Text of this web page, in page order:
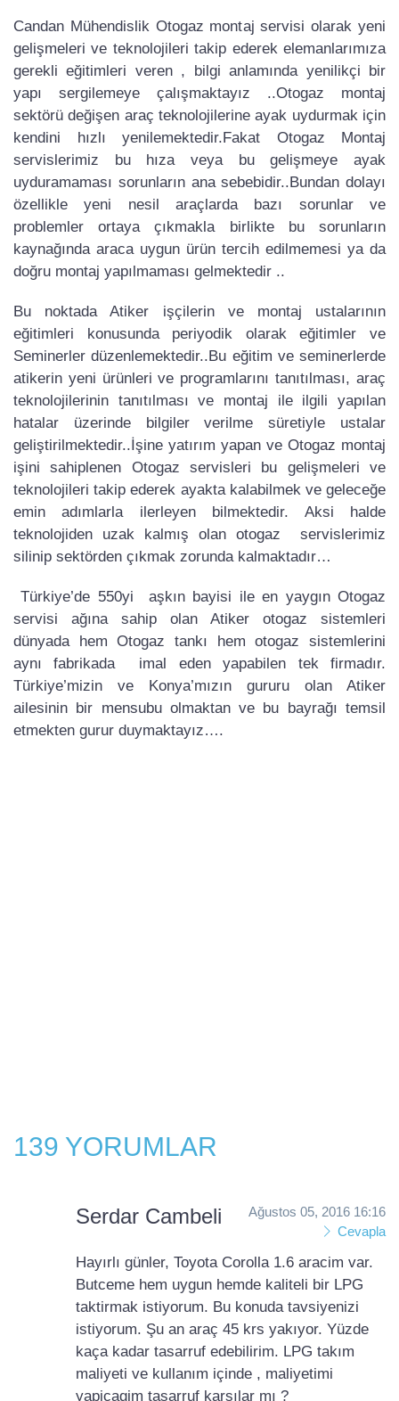
Candan Mühendislik Otogaz montaj servisi olarak yeni
gelişmeleri ve teknolojileri takip ederek elemanlarımıza
gerekli eğitimleri veren , bilgi anlamında yenilikçi bir
yapı sergilemeye çalışmaktayız ..Otogaz montaj
sektörü değişen araç teknolojilerine ayak uydurmak için
kendini hızlı yenilemektedir.Fakat Otogaz Montaj
servislerimiz bu hıza veya bu gelişmeye ayak
uyduramaması sorunların ana sebebidir..Bundan dolayı
özellikle yeni nesil araçlarda bazı sorunlar ve
problemler ortaya çıkmakla birlikte bu sorunların
kaynağında araca uygun ürün tercih edilmemesi ya da
doğru montaj yapılmaması gelmektedir ..
Bu noktada Atiker işçilerin ve montaj ustalarının
eğitimleri konusunda periyodik olarak eğitimler ve
Seminerler düzenlemektedir..Bu eğitim ve seminerlerde
atikerin yeni ürünleri ve programlarını tanıtılması, araç
teknolojilerinin tanıtılması ve montaj ile ilgili yapılan
hatalar üzerinde bilgiler verilme süretiyle ustalar
geliştirilmektedir..İşine yatırım yapan ve Otogaz montaj
işini sahiplenen Otogaz servisleri bu gelişmeleri ve
teknolojileri takip ederek ayakta kalabilmek ve geleceğe
emin adımlarla ilerleyen bilmektedir. Aksi halde
teknolojiden uzak kalmış olan otogaz servislerimiz
silinip sektörden çıkmak zorunda kalmaktadır…
Türkiye’de 550yi aşkın bayisi ile en yaygın Otogaz
servisi ağına sahip olan Atiker otogaz sistemleri
dünyada hem Otogaz tankı hem otogaz sistemlerini
aynı fabrikada imal eden yapabilen tek firmadır.
Türkiye’mizin ve Konya’mızın gururu olan Atiker
ailesinin bir mensubu olmaktan ve bu bayrağı temsil
etmekten gurur duymaktayız….
139 YORUMLAR
Serdar Cambeli
Ağustos 05, 2016 16:16
Cevapla
Hayırlı günler, Toyota Corolla 1.6 aracim var.
Butceme hem uygun hemde kaliteli bir LPG
taktirmak istiyorum. Bu konuda tavsiyenizi
istiyorum. Şu an araç 45 krs yakıyor. Yüzde
kaça kadar tasarruf edebilirim. LPG takım
maliyeti ve kullanım içinde , maliyetimi
yapicagim tasarruf karşılar mı ?